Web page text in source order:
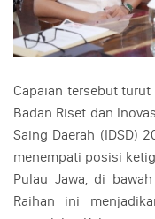
Capaian tersebut
Badan Riset dan
Saing Daerah (IDSD)
menempati posisi
Pulau Jawa, di
Raihan ini